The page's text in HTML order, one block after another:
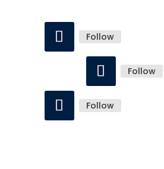
Follow
Follow
Follow